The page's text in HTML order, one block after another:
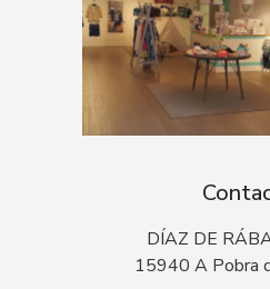
DÍAZ DE
15940 A Pobra